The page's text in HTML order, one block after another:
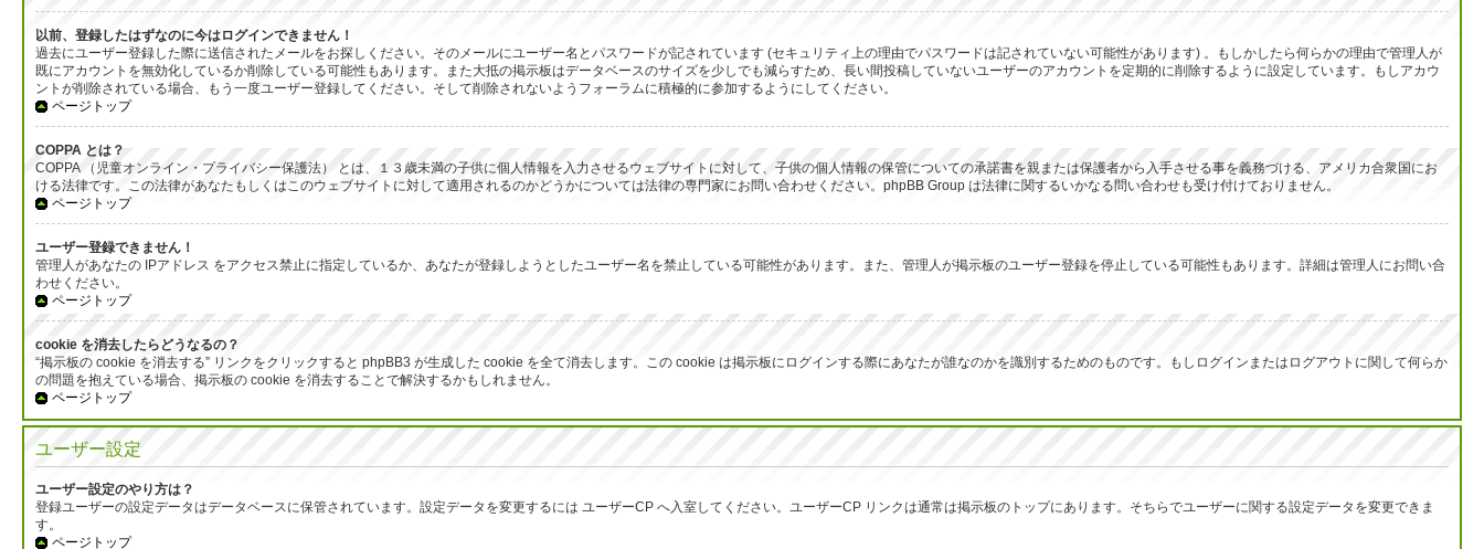
以前、登録したはずなのに今はログインできません！
過去にユーザー登録した際に送信されたメールをお探しください。そのメールにユーザー名とパスワードが記されています (セキュリティ上の理由でパスワードは記されていない可能性があります) 。もしかしたら何らかの理由で管理人が
既にアカウントを無効化しているか削除している可能性もあります。また大抵の掲示板はデータベースのサイズを少しでも減らすため、長い間投稿していないユーザーのアカウントを定期的に削除するように設定しています。もしアカウ
ントが削除されている場合、もう一度ユーザー登録してください。そして削除されないようフォーラムに積極的に参加するようにしてください。
ページトップ
COPPA とは？
COPPA （児童オンライン・プライバシー保護法） とは、１３歳未満の子供に個人情報を入力させるウェブサイトに対して、子供の個人情報の保管についての承諾書を親または保護者から入手させる事を義務づける、アメリカ合衆国にお
ける法律です。この法律があなたもしくはこのウェブサイトに対して適用されるのかどうかについては法律の専門家にお問い合わせください。phpBB Group は法律に関するいかなる問い合わせも受け付けておりません。
ページトップ
ユーザー登録できません！
管理人があなたの IPアドレス をアクセス禁止に指定しているか、あなたが登録しようとしたユーザー名を禁止している可能性があります。また、管理人が掲示板のユーザー登録を停止している可能性もあります。詳細は管理人にお問い合
わせください。
ページトップ
cookie を消去したらどうなるの？
“掲示板の cookie を消去する” リンクをクリックすると phpBB3 が生成した cookie を全て消去します。この cookie は掲示板にログインする際にあなたが誰なのかを識別するためのものです。もしログインまたはログアウトに関して何らか
の問題を抱えている場合、掲示板の cookie を消去することで解決するかもしれません。
ページトップ
ユーザー設定
ユーザー設定のやり方は？
登録ユーザーの設定データはデータベースに保管されています。設定データを変更するには ユーザーCP へ入室してください。ユーザーCP リンクは通常は掲示板のトップにあります。そちらでユーザーに関する設定データを変更できま
す。
ページトップ